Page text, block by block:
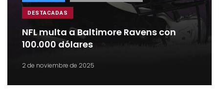
DESTACADAS
NFL multa a Baltimore Ravens con
100.000 dólares
2 de noviembre de 2025